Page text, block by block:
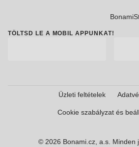
TÖLTSD LE A MOBIL APPUNKAT!
Üzleti feltételek
Cookie szabályzat és
© 2026 Bonami.cz, a.s. Minden